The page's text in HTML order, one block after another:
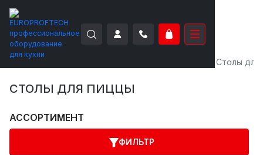
EUROPROFTECH Столы для
СТОЛЫ ДЛЯ ПИЦЦЫ
АССОРТИМЕНТ
ФИЛЬТР